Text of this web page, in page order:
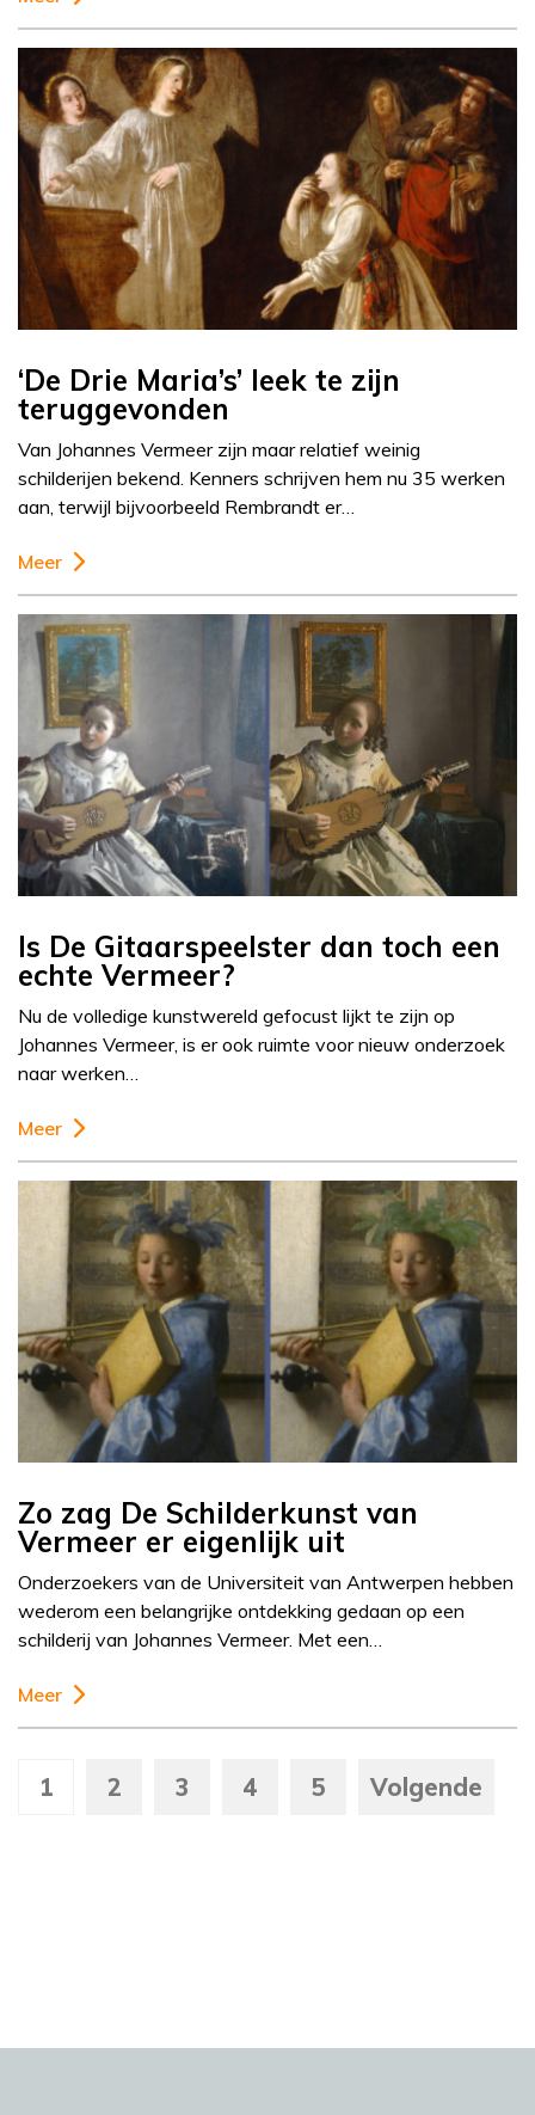
‘De Drie Maria’s’ leek te zijn
teruggevonden
Van Johannes Vermeer zijn maar relatief weinig
schilderijen bekend. Kenners schrijven hem nu 35 werken
aan, terwijl bijvoorbeeld Rembrandt er…
Meer
Is De Gitaarspeelster dan toch een
echte Vermeer?
Nu de volledige kunstwereld gefocust lijkt te zijn op
Johannes Vermeer, is er ook ruimte voor nieuw onderzoek
naar werken…
Meer
Zo zag De Schilderkunst van
Vermeer er eigenlijk uit
Onderzoekers van de Universiteit van Antwerpen hebben
wederom een belangrijke ontdekking gedaan op een
schilderij van Johannes Vermeer. Met een…
Meer
1 2 3 4 5 Volgende